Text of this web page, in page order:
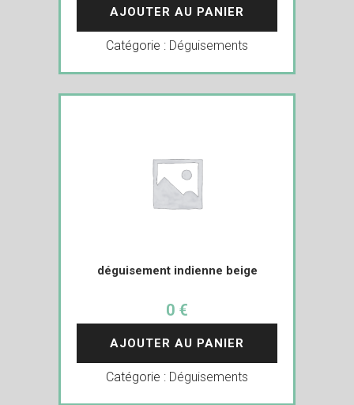
AJOUTER AU PANIER
Catégorie : Déguisements
déguisement indienne beige
0 €
AJOUTER AU PANIER
Catégorie : Déguisements